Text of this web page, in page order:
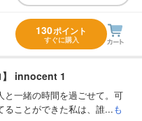
130ポイント
すぐに購入
】 innocent 1
と一緒の時間を過ごせて。可
ることができた私は、誰...も